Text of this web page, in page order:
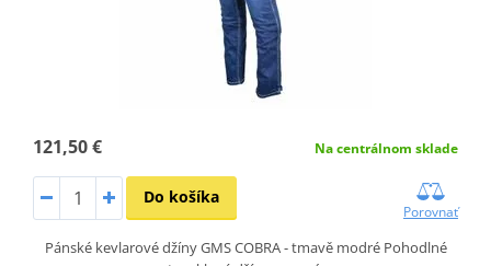
121,50 € Na centrálnom sklade
Do košíka
Porovnať
Pánské kevlarové džíny GMS COBRA - tmavě modré Pohodlné